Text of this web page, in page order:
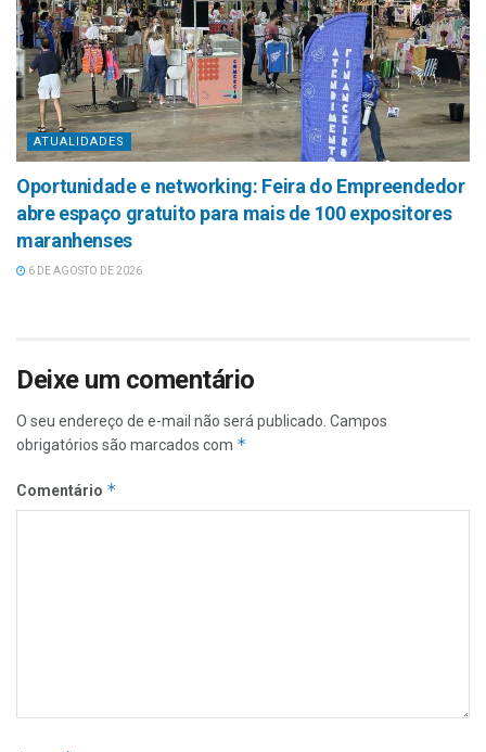
ATUALIDADES
Oportunidade e networking: Feira do Empreendedor
abre espaço gratuito para mais de 100 expositores
maranhenses
6 DE AGOSTO DE 2026
Deixe um comentário
O seu endereço de e-mail não será publicado. Campos
obrigatórios são marcados com *
Comentário *